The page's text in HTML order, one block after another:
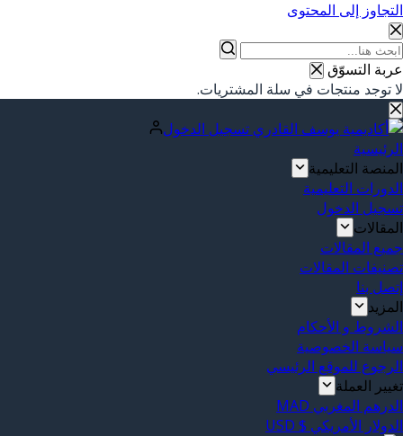
التجاوز إلى المحتوى
عربة التسوّق
لا توجد منتجات في سلة المشتريات.
تسجيل الدخول
الرئيسية
المنصة التعليمية
الدورات التعليمية
تسجيل الدخول
المقالات
جميع المقالات
تصنيفات المقالات
إتصل بنا
المزيد
الشروط و الأحكام
سياسة الخصوصية
الرجوع للموقع الرئيسي
تغيير العملة
الدرهم المغربي MAD
الدولار الأمريكي $ USD